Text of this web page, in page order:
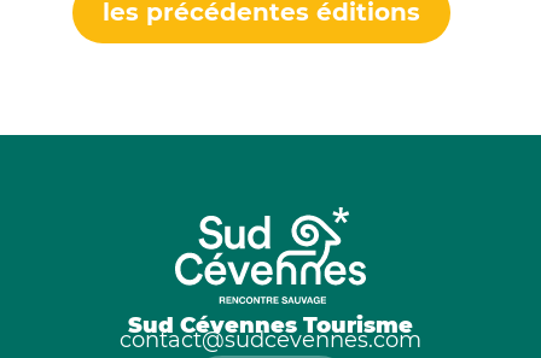
les précédentes éditions
Sud Cévennes Tourisme
contact@sudcevennes.com